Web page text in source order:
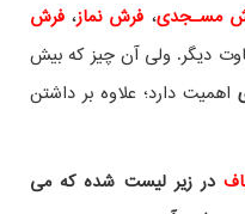
مسـجدی، فرش نماز، فرش
دیگر. ولی آن چیز که بیش
اهمیت دارد؛ علاوه بر داشتن
در زیر لیست شده که می